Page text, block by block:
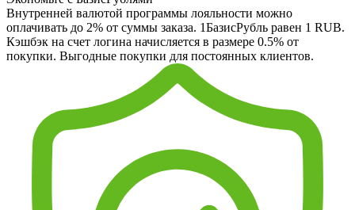
Внутренней валютой программы лояльности можно
оплачивать до 2% от суммы заказа. 1БазисРубль равен 1 RUB.
Кэшбэк на счет логина начисляется в размере 0.5% от
покупки. Выгодные покупки для постоянных клиентов.